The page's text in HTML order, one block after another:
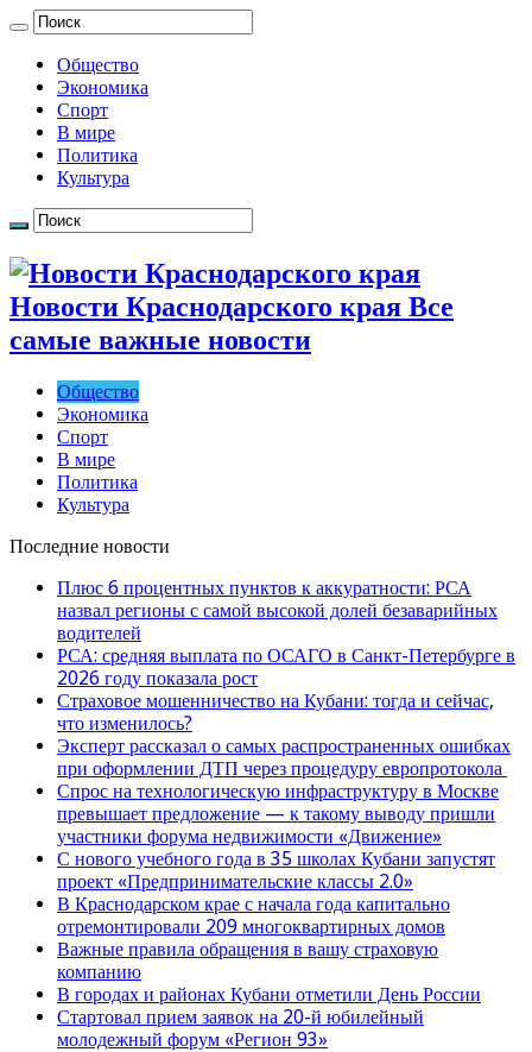
Общество
Экономика
Спорт
В мире
Политика
Культура
Новости Краснодарского края Все
самые важные новости
Общество
Экономика
Спорт
В мире
Политика
Культура
Последние новости
Плюс 6 процентных пунктов к аккуратности: РСА
назвал регионы с самой высокой долей безаварийных
водителей
РСА: средняя выплата по ОСАГО в Санкт-Петербурге в
2026 году показала рост
Страховое мошенничество на Кубани: тогда и сейчас,
что изменилось?
Эксперт рассказал о самых распространенных ошибках
при оформлении ДТП через процедуру европротокола
Спрос на технологическую инфраструктуру в Москве
превышает предложение — к такому выводу пришли
участники форума недвижимости «Движение»
С нового учебного года в 35 школах Кубани запустят
проект «Предпринимательские классы 2.0»
В Краснодарском крае с начала года капитально
отремонтировали 209 многоквартирных домов
Важные правила обращения в вашу страховую
компанию
В городах и районах Кубани отметили День России
Стартовал прием заявок на 20-й юбилейный
молодежный форум «Регион 93»